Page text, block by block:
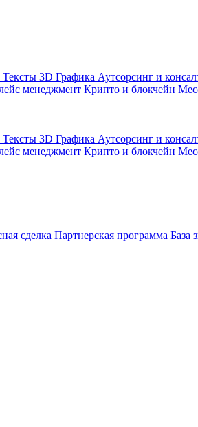
Тексты 3D Графика Аутсорсинг и
менеджмент Крипто и блокчейн
Тексты 3D Графика Аутсорсинг и
менеджмент Крипто и блокчейн
сделка Партнерская программа База